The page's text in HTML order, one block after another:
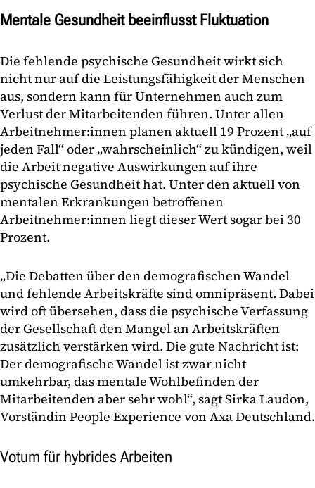
Mentale Gesundheit beeinflusst Fluktuation
Die fehlende psychische Gesundheit wirkt sich
nicht nur auf die Leistungsfähigkeit der Menschen
aus, sondern kann für Unternehmen auch zum
Verlust der Mitarbeitenden führen. Unter allen
Arbeitnehmer:innen planen aktuell 19 Prozent „auf
jeden Fall“ oder „wahrscheinlich“ zu kündigen, weil
die Arbeit negative Auswirkungen auf ihre
psychische Gesundheit hat. Unter den aktuell von
mentalen Erkrankungen betroffenen
Arbeitnehmer:innen liegt dieser Wert sogar bei 30
Prozent.
„Die Debatten über den demografischen Wandel
und fehlende Arbeitskräfte sind omnipräsent. Dabei
wird oft übersehen, dass die psychische Verfassung
der Gesellschaft den Mangel an Arbeitskräften
zusätzlich verstärken wird. Die gute Nachricht ist:
Der demografische Wandel ist zwar nicht
umkehrbar, das mentale Wohlbefinden der
Mitarbeitenden aber sehr wohl“, sagt Sirka Laudon,
Vorständin People Experience von Axa Deutschland.
Votum für hybrides Arbeiten